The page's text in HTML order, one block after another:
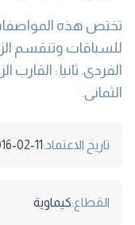
تختص هذه
للسباقات وتنقسم
الفردى. ثانيا : القارب
الثمانى.
تاريخ الاعتماد:02-11
القطاع:كيماوية